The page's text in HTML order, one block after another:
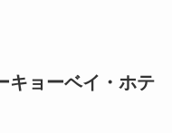
キョーベイ・ホテ